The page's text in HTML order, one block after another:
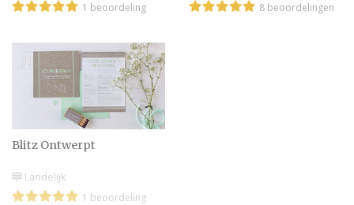
1 beoordeling 8 beoordelingen
Blitz Ontwerpt
Landelijk
1 beoordeling